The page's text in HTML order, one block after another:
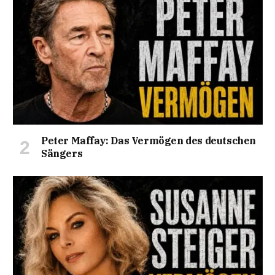
Peter Maffay: Das Vermögen des deutschen
Sängers